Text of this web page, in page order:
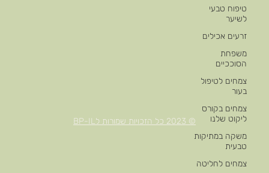
טיפוח טבעי
לשיער
זרעים אכילים
משפחת
הסוככיים
צמחים לטיפול
בעור
צמחים בקורס
ליקוט שלנו
משקה במתיקות
טבעית
צמחים לחליטה
© 2023 כל הזכויות שמורות לBP-IL